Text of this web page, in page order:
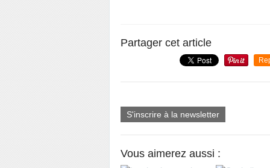
Partager cet article
S'inscrire à la newsletter
Vous aimerez aussi :